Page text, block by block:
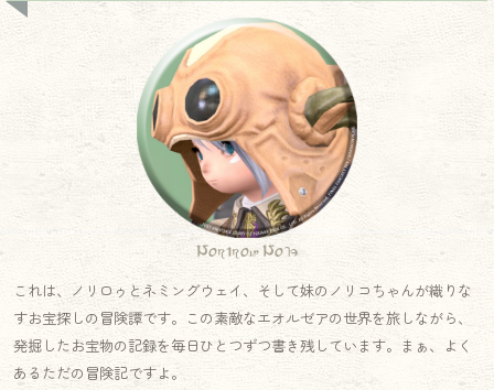
Norirow Note
これは、ノリロゥとネミングウェイ、そして妹のノリコちゃんが織りな
すお宝探しの冒険譚です。この素敵なエオルゼアの世界を旅しながら、
発掘したお宝物の記録を毎日ひとつずつ書き残しています。まぁ、よく
あるただの冒険記ですよ。